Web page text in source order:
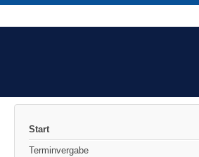
Start
Terminvergabe